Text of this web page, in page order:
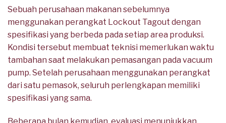
Sebuah perusahaan makanan sebelumnya
menggunakan perangkat Lockout Tagout dengan
spesifikasi yang berbeda pada setiap area produksi.
Kondisi tersebut membuat teknisi memerlukan waktu
tambahan saat melakukan pemasangan pada vacuum
pump. Setelah perusahaan menggunakan perangkat
dari satu pemasok, seluruh perlengkapan memiliki
spesifikasi yang sama.
Beberapa bulan kemudian, evaluasi menunjukkan